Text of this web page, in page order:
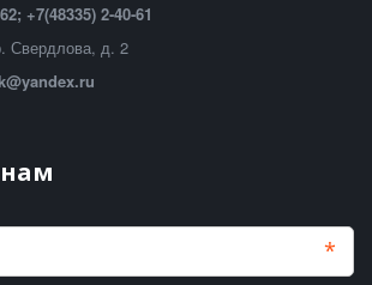
+7(48335) 2-40-61
Свердлова, д. 2
*